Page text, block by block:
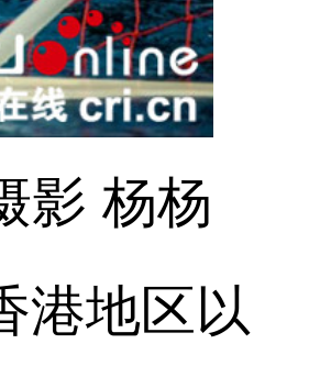
影 杨杨
地区以